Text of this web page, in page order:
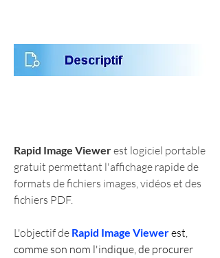
Rapid Image Viewer est logiciel portable
gratuit permettant l'affichage rapide de
formats de fichiers images, vidéos et des
fichiers PDF.
L'objectif de Rapid Image Viewer est,
comme son nom l'indique, de procurer